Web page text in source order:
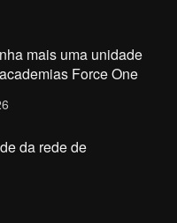
mais uma unidade
Force One
da rede de